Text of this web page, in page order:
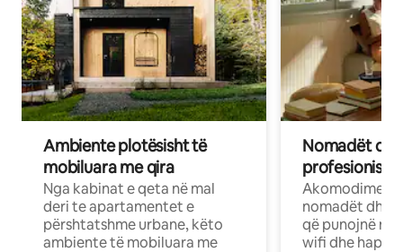
Ambiente plotësisht të
mobiluara me qira
Nga kabinat e qeta në mal
deri te apartamentet e
përshtatshme urbane, këto
ambiente të mobiluara me
Nomadët
Akomodime
nomadët dhe
që punojnë në
wifi dhe